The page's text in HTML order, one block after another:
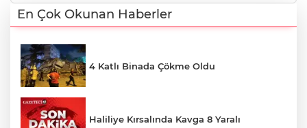
En Çok Okunan Haberler
4 Katlı Binada Çökme Oldu
Haliliye Kırsalında Kavga 8 Yaralı